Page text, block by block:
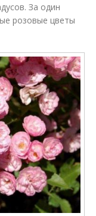
За один
розовые цветы